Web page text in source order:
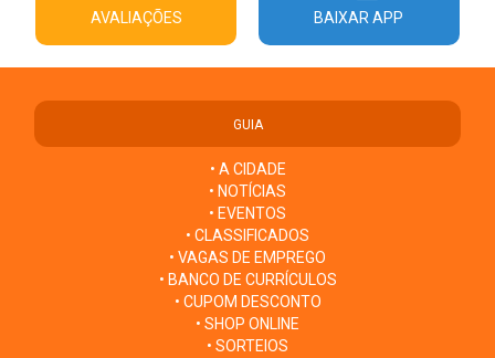
AVALIAÇÕES BAIXAR APP
GUIA
• A CIDADE
• NOTÍCIAS
• EVENTOS
• CLASSIFICADOS
• VAGAS DE EMPREGO
• BANCO DE CURRÍCULOS
• CUPOM DESCONTO
• SHOP ONLINE
• SORTEIOS